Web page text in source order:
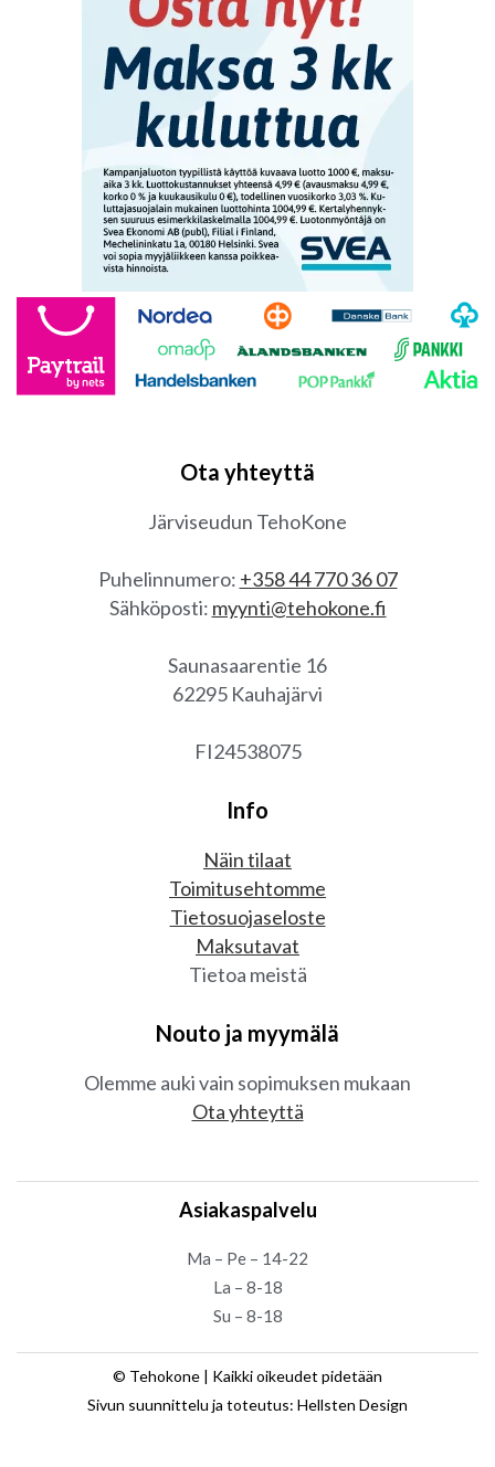
Ota yhteyttä
Järviseudun TehoKone
Puhelinnumero: +358 44 770 36 07
Sähköposti: myynti@tehokone.fi
Saunasaarentie 16
62295 Kauhajärvi
FI24538075
Info
Näin tilaat
Toimitusehtomme
Tietosuojaseloste
Maksutavat
Tietoa meistä
Nouto ja myymälä
Olemme auki vain sopimuksen mukaan
Ota yhteyttä
Asiakaspalvelu
Ma – Pe – 14-22
La – 8-18
Su – 8-18
© Tehokone | Kaikki oikeudet pidetään
Sivun suunnittelu ja toteutus: Hellsten Design